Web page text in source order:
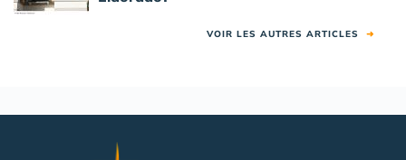
VOIR LES AUTRES ARTICLES ➜